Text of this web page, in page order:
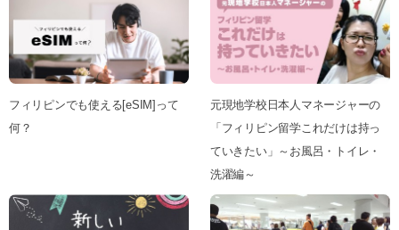
フィリピンでも使える[eSIM]って
何？
元現地学校日本人マネージャーの
「フィリピン留学これだけは持っ
ていきたい」～お風呂・トイレ・
洗濯編～